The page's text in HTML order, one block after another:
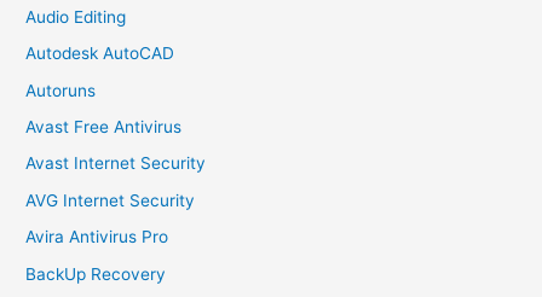
Audio Editing
Autodesk AutoCAD
Autoruns
Avast Free Antivirus
Avast Internet Security
AVG Internet Security
Avira Antivirus Pro
BackUp Recovery